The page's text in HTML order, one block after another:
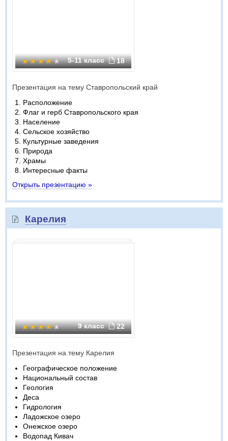
5-11 класс 18
Презентация на тему Ставропольский край
Расположение
Флаг и герб Ставропольского края
Население
Сельское хозяйство
Культурные заведения
Природа
Храмы
Интересные факты
Открыть презентацию »
Карелия
9 класс 22
Презентация на тему Карелия
Географическое положение
Национальный состав
Геология
Деса
Гидрология
Ладожское озеро
Онежское озеро
Водопад Кивач